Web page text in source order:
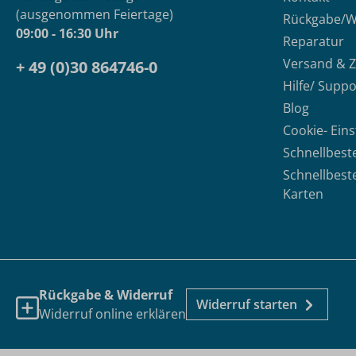
(ausgenommen Feiertage)
09:00 - 16:30 Uhr
+ 49 (0)30 864746-0
Rückgabe/
Reparatur
Versand &
Hilfe/
Blog
Cookie-
Karten
Rückgabe & Widerruf
Widerruf online erklären
Widerruf starten